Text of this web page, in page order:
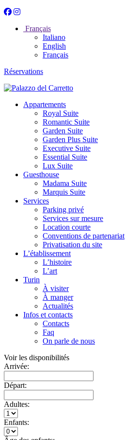
Français
Italiano
English
Français
Réservations
Appartements
Royal Suite
Romantic Suite
Garden Suite
Garden Plus Suite
Executive Suite
Essential Suite
Lux Suite
Guesthouse
Madama Suite
Marquis Suite
Services
Parking privé
Services sur mesure
Location courte
Conventions de partenariat
Privatisation du site
L’établissement
L’histoire
L’art
Turin
À visiter
À manger
Actualités
Infos et contacts
Contacts
Faq
On parle de nous
Voir les disponibilités
Arrivée:
Départ:
Adultes:
Enfants: